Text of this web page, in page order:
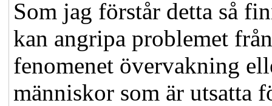
Som jag förstår detta så
kan angripa problemet
fenomenet övervakning
människor som är utsatta